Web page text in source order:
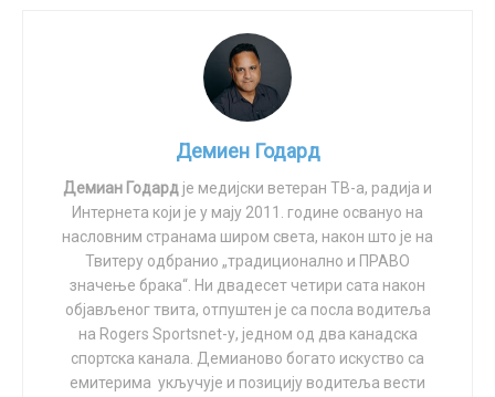
низ ходник, бесна што су Бушовој рекли да ће „беба
Ово је заправо дивно сведочанство о љубави мајке
према детету које носи у себи. Њен син Зајон, који
сада има 21 годину, рођен је у 23. недељи, тежак само
540 грама. Бушовој је тада речено да је беба имала
„нула посто шансе за живот”, срећом, и мајка и дете су
преживели. Конгрескиња је потом поделила причу о
проблемима у другој трудноћи, с ћерком Ејнџел, која
сада има 20 година. Била је тек у 16. недељи трудноће
када су јој лекари опет рекли да је почео превремени
порођај и да дете неће преживети.
Демиен Годард
Демиан Годард је медијски ветеран ТВ-а, радија и
Интернета који је у мају 2011. године освануо на
насловним странама широм света, након што је на
Твитеру одбранио „традиционално и ПРАВО
значење брака“. Ни двадесет четири сата након
објављеног твита, отпуштен је са посла водитеља
на Rogers Sportsnet-у, једном од два канадска
спортска канала. Демианово богато искуство са
емитерима укључује и позицију водитеља вести